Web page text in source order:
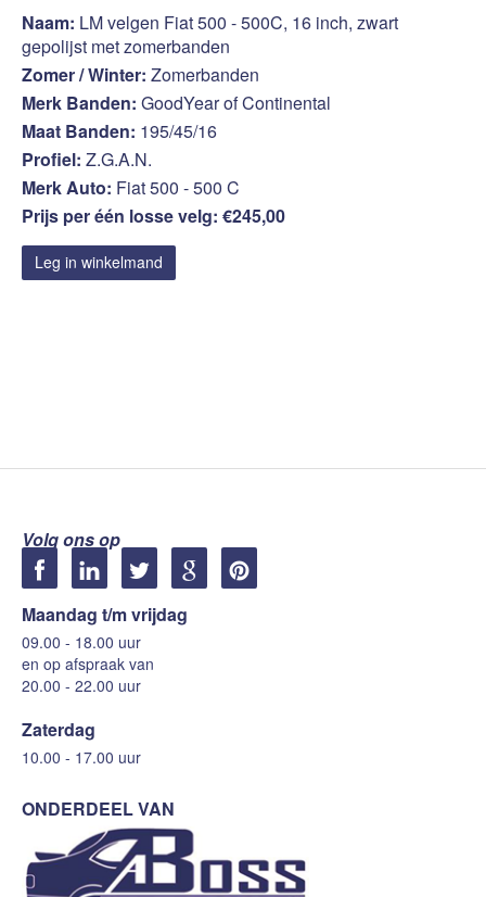
Naam: LM velgen Fiat 500 - 500C, 16 inch, zwart
gepolijst met zomerbanden
Zomer / Winter: Zomerbanden
Merk Banden: GoodYear of Continental
Maat Banden: 195/45/16
Profiel: Z.G.A.N.
Merk Auto: Fiat 500 - 500 C
Prijs per één losse velg: €245,00
Leg in winkelmand
Volg ons op
Maandag t/m vrijdag
09.00 - 18.00 uur
en op afspraak van
20.00 - 22.00 uur
Zaterdag
10.00 - 17.00 uur
ONDERDEEL VAN